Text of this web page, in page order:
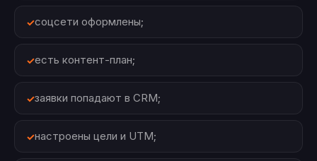
соцсети оформлены;
есть контент-план;
заявки попадают в CRM;
настроены цели и UTM;